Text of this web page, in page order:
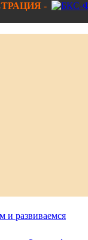
-
и развиваемся